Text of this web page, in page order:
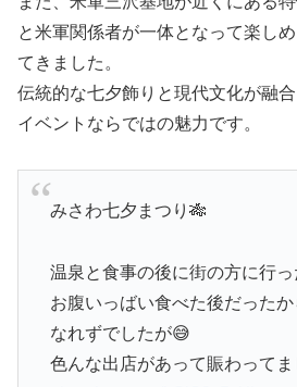
と米軍関係者が一体となって楽し
てきました。
伝統的な七夕飾りと現代文化が融
イベントならではの魅力です。
みさわ七夕まつり🎋
温泉と食事の後に街の方に行
お腹いっばい食べた後だった
なれずでしたが😅
色んな出店があって賑わってま